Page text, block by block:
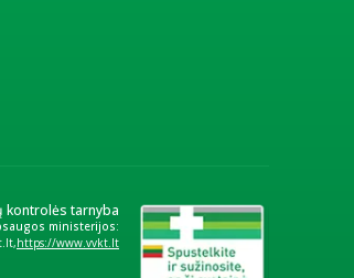
kontrolės tarnyba
ministerijos:
https://www.vvkt.lt